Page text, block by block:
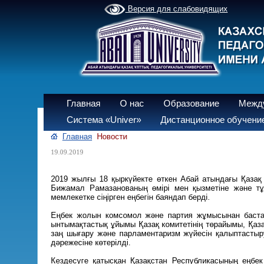
Версия для слабовидящих
Главная О нас Образование
Система «Univer»
Дистанционное
Главная Новости
19.09.2019
2019 жылғы 18 қыркүйекте өткен Абай атындағы Қазақ
Бижамал Рамазанованың өмірі мен қызметіне және
мемлекетке сіңірген еңбегін баяндап берді.
Еңбек жолын комсомол және партия жұмысынан
ынтымақтастық ұйымы Қазақ комитетінің төрайымы,
заң шығару және парламентаризм жүйесін
дәрежесіне көтерілді.
Кездесуге қатысқан Қазақстан Республикасының